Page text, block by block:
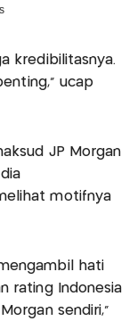
kredibilitasnya.
ucap
JP Morgan
motifnya
hati
rating Indonesia
sendiri,"